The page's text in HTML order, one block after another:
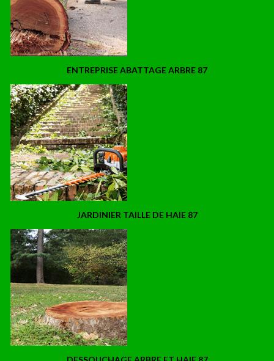
ENTREPRISE ABATTAGE ARBRE 87
JARDINIER TAILLE DE HAIE 87